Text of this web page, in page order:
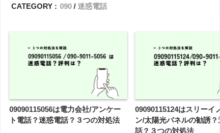
CATEGORY : 090 迷惑電話
09090115056は電力会社/アンケー
ト電話？迷惑電話？３つの対処法
09090115124はスリーイ
ン/太陽光パネルの勧誘？
話？３つの対処法